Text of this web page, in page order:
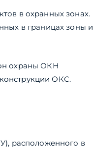
в охранных зонах.
в границах зоны и
охраны ОКН
ОКС.
расположенного в